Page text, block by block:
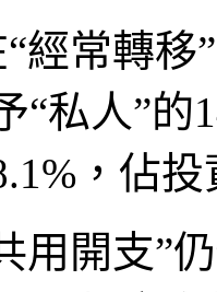
經常轉移
“私人”的
，佔
用開支”